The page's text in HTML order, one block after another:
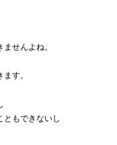
せんよね。
す。
ともできないし